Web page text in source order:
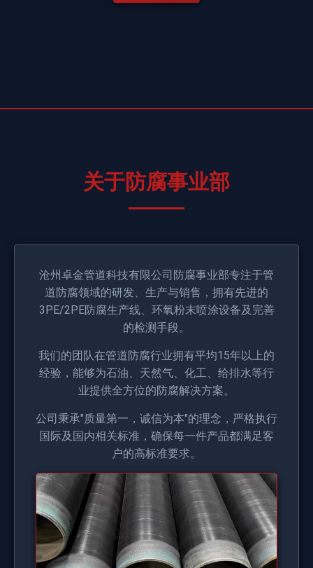
关于防腐事业部
沧州卓金管道科技有限公司防腐事业部专注于管
道防腐领域的研发、生产与销售，拥有先进的
3PE/2PE防腐生产线、环氧粉末喷涂设备及完善
的检测手段。
我们的团队在管道防腐行业拥有平均15年以上的
经验，能够为石油、天然气、化工、给排水等行
业提供全方位的防腐解决方案。
公司秉承"质量第一，诚信为本"的理念，严格执行
国际及国内相关标准，确保每一件产品都满足客
户的高标准要求。